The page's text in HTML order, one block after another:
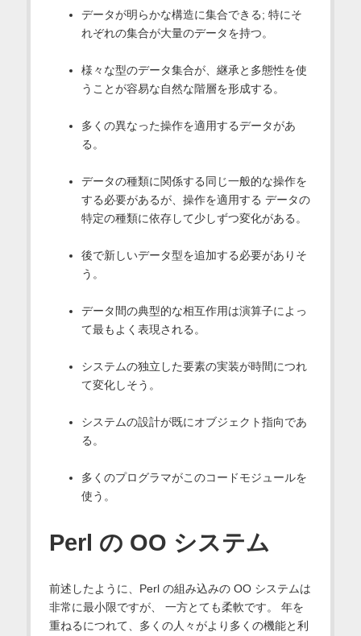
データが明らかな構造に集合できる; 特にそ
れぞれの集合が大量のデータを持つ。
様々な型のデータ集合が、継承と多態性を使
うことが容易な自然な階層を形成する。
多くの異なった操作を適用するデータがあ
る。
データの種類に関係する同じ一般的な操作を
する必要があるが、操作を適用する データの
特定の種類に依存して少しずつ変化がある。
後で新しいデータ型を追加する必要がありそ
う。
データ間の典型的な相互作用は演算子によっ
て最もよく表現される。
システムの独立した要素の実装が時間につれ
て変化しそう。
システムの設計が既にオブジェクト指向であ
る。
多くのプログラマがこのコードモジュールを
使う。
Perl の OO システム
前述したように、Perl の組み込みの OO システムは
非常に最小限ですが、 一方とても柔軟です。 年を
重ねるにつれて、多くの人々がより多くの機能と利